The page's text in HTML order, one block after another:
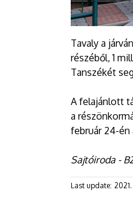
Tavaly a
részéből, 1
Tanszékét
A felajánlott
a
február 24-én
Sajtóiroda -
Last update: 2021.